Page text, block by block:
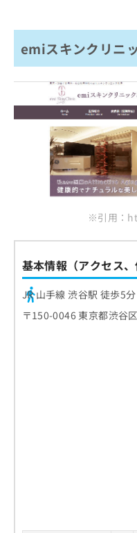
emiスキンクリニ
※引用：
基本情報（アクセス、
JR 山手線 渋谷駅 徒歩5分
〒150-0046 東京都渋谷